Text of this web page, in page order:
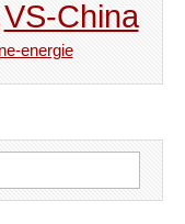
VS-China
energie